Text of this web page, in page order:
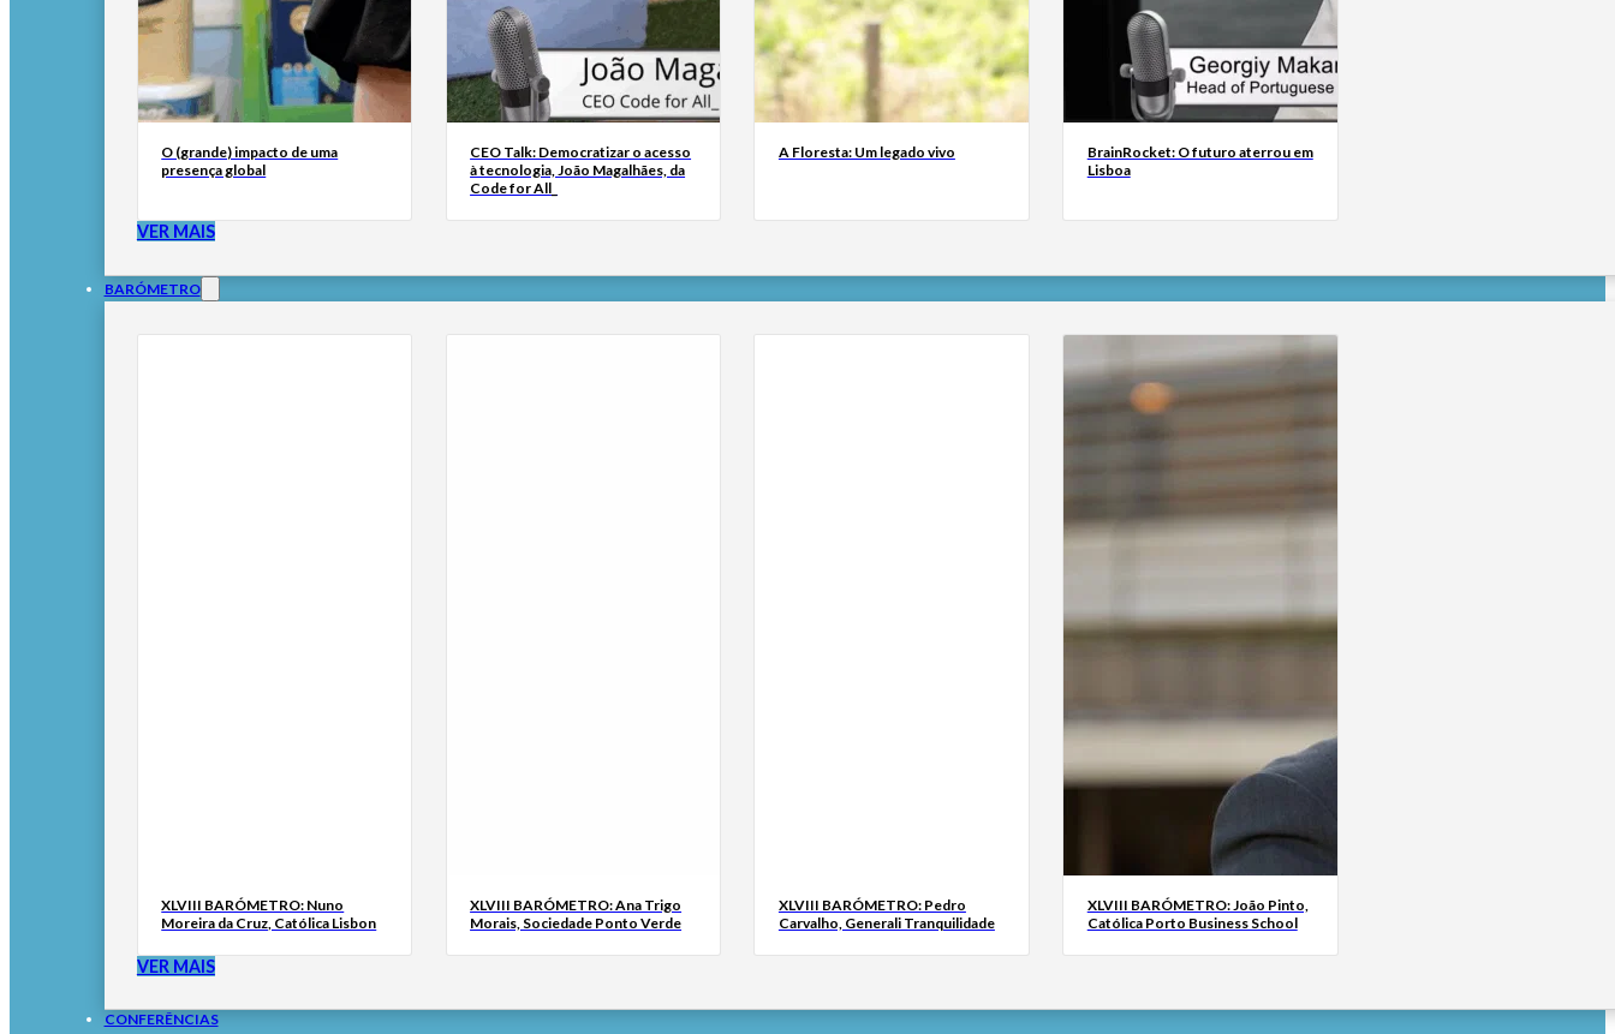
O (grande) impacto de uma
presença global
CEO Talk: Democratizar o acesso
à tecnologia, João Magalhães, da
Code for All_
A Floresta: Um legado vivo
BrainRocket: O futuro aterrou em
Lisboa
VER MAIS
BARÓMETRO
XLVIII BARÓMETRO: Nuno
Moreira da Cruz, Católica Lisbon
XLVIII BARÓMETRO: Ana Trigo
Morais, Sociedade Ponto Verde
XLVIII BARÓMETRO: Pedro
Carvalho, Generali Tranquilidade
XLVIII BARÓMETRO: João Pinto,
Católica Porto Business School
VER MAIS
CONFERÊNCIAS